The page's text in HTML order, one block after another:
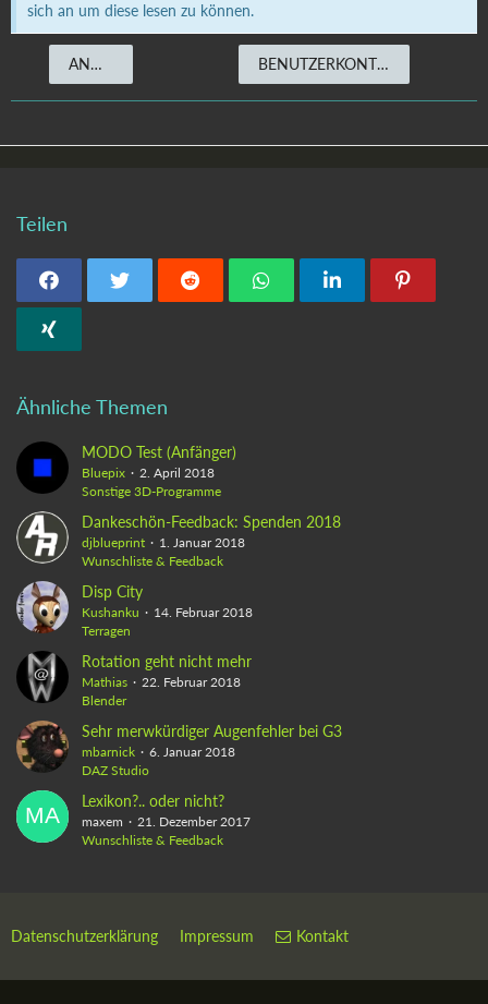
sich an um diese lesen zu können.
ANMELDEN BENUTZERKONTO ERSTELLEN
Teilen
Ähnliche Themen
MODO Test (Anfänger)
Bluepix
2. April 2018
Sonstige 3D-Programme
Dankeschön-Feedback: Spenden 2018
djblueprint
1. Januar 2018
Wunschliste & Feedback
Disp City
Kushanku
14. Februar 2018
Terragen
Rotation geht nicht mehr
Mathias
22. Februar 2018
Blender
Sehr merwkürdiger Augenfehler bei G3
mbarnick
6. Januar 2018
DAZ Studio
Lexikon?.. oder nicht?
maxem
21. Dezember 2017
Wunschliste & Feedback
Datenschutzerklärung Impressum Kontakt